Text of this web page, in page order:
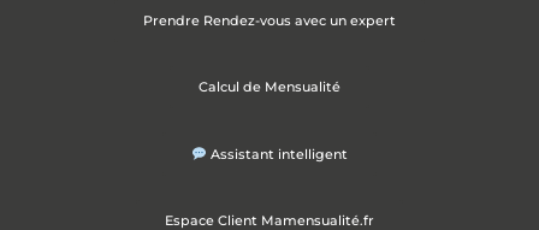
Prendre Rendez-vous avec un expert
Calcul de Mensualité
Assistant intelligent
Espace Client Mamensualité.fr